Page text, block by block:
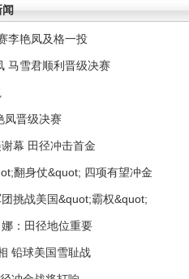
李艳凤及格一投
马雪君顺利晋级决赛
凤晋级决赛
幕 田径冲击首金
翻身仗&quot; 四项有望冲金
挑战美国&quot;霸权&quot;
：田径地位重要
铅球美国雪耻战